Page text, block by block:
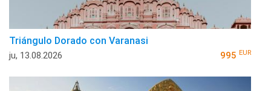
Triángulo Dorado con Varanasi
ju, 13.08.2026 995 EUR